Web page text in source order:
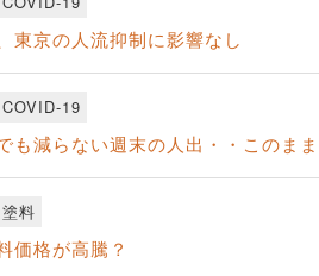
東京の人流抑制に影響なし
COVID-19
も減らない週末の人出・・このま
塗料
価格が高騰？